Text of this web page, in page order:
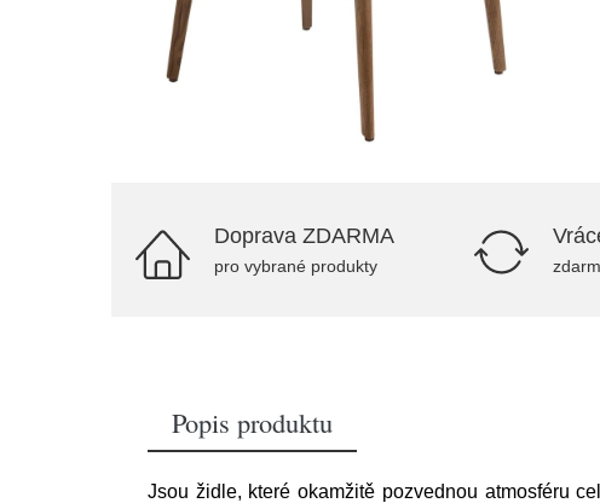
Doprava ZDARMA
pro vybrané produkty
Popis produktu
Jsou židle, které okamžitě pozvednou atmosféru